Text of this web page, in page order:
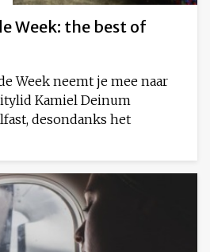
Week: the best of
Week neemt je mee naar
Kamiel Deinum
desondanks het